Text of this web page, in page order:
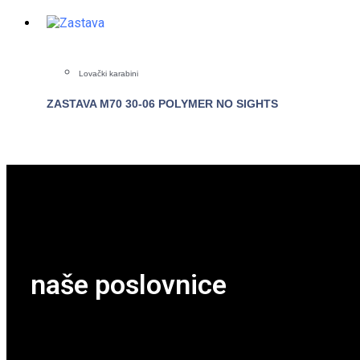
Lovački karabini
ZASTAVA M70 30-06 POLYMER NO SIGHTS
naše poslovnice